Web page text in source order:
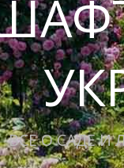
ВСЕ О САДЕ